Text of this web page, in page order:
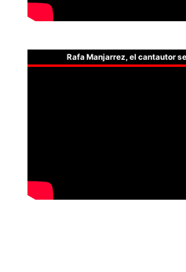
Rafa Manjarrez, el cantautor